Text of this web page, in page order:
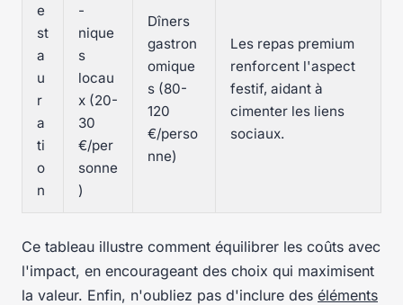
e
st
a
u
r
a
ti
o
n
-
nique
s
locau
x (20-
30
€/per
sonne
)
Dîners
gastron
omique
s (80-
120
€/perso
nne)
Les repas premium
renforcent l'aspect
festif, aidant à
cimenter les liens
sociaux.
Ce tableau illustre comment équilibrer les coûts avec
l'impact, en encourageant des choix qui maximisent
la valeur. Enfin, n'oubliez pas d'inclure des éléments